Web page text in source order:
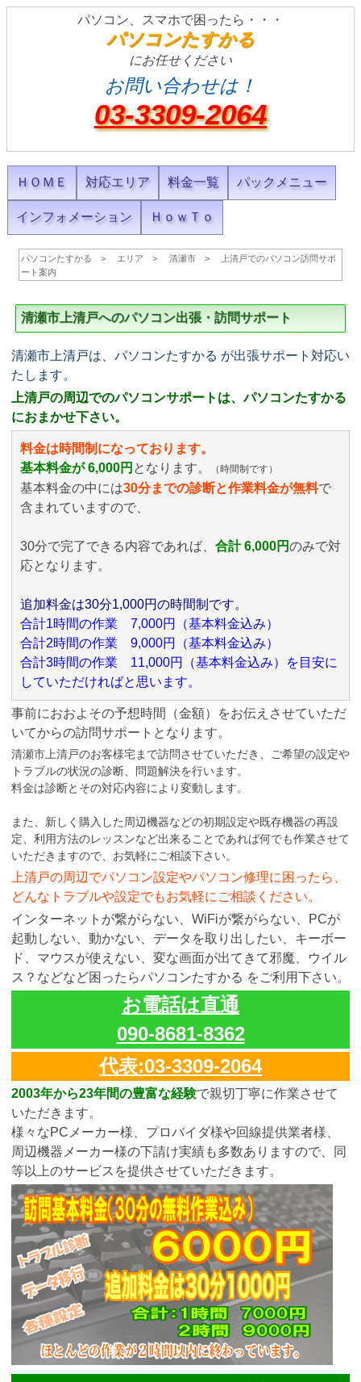
パソコン、スマホで困ったら・・・
パソコンたすかる
にお任せください
お問い合わせは！
03-3309-2064
ＨＯＭＥ 対応エリア 料金一覧 パックメニュー
インフォメーション ＨｏｗＴｏ
パソコンたすかる エリア 清瀬市
上清戸でのパソコン訪問サポ
ート案内
清瀬市上清戸へのパソコン出張・訪問サポート
清瀬市上清戸は、パソコンたすかる が出張サポート対応い
たします。
上清戸の周辺でのパソコンサポートは、パソコンたすかる
におまかせ下さい。
料金は時間制になっております。
基本料金が 6,000円 となります。 （時間制です）
基本料金の中には30分までの診断と作業料金が無料で
含まれていますので、
30分で完了できる内容であれば、 合計 6,000円のみで対
応となります。
追加料金は30分1,000円の時間制です。
合計1時間の作業 7,000円（基本料金込み）
合計2時間の作業 9,000円（基本料金込み）
合計3時間の作業 11,000円（基本料金込み）を目安に
していただければと思います。
事前におおよその予想時間（金額）をお伝えさせていただ
いてからの訪問サポートとなります。
清瀬市上清戸のお客様宅まで訪問させていただき、ご希望の設定や
トラブルの状況の診断、問題解決を行います。
料金は診断とその対応内容により変動します。
また、新しく購入した周辺機器などの初期設定や既存機器の再設
定、利用方法のレッスンなど出来ることであれば何でも作業させて
いただきますので、お気軽にご相談下さい。
上清戸の周辺でパソコン設定やパソコン修理に困ったら、
どんなトラブルや設定でもお気軽にご相談ください。
インターネットが繋がらない、WiFiが繋がらない、PCが
起動しない、動かない、データを取り出したい、キーボー
ド、マウスが使えない、変な画面が出てきて邪魔、ウイル
ス？などなど困ったらパソコンたすかる をご利用下さい。
お電話は直通
090-8681-8362
代表:03-3309-2064
2003年から23年間の豊富な経験で親切丁寧に作業させて
いただきます。
様々なPCメーカー様、プロバイダ様や回線提供業者様、
周辺機器メーカー様の下請け実績も多数ありますので、同
等以上のサービスを提供させていただきます。